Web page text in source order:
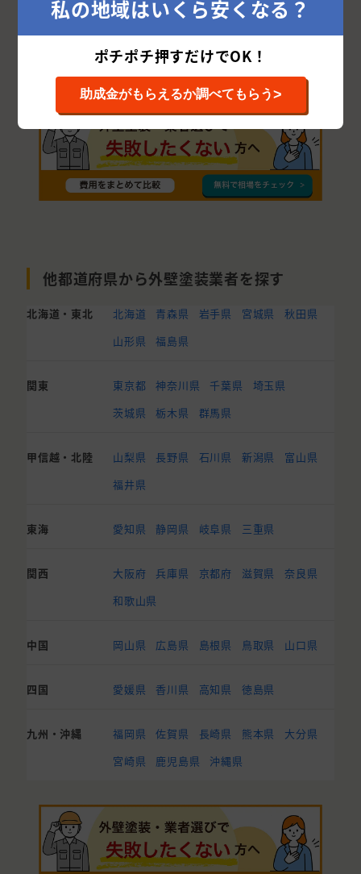
銚子市 鴨川市 館山市 匝瑳市
香取郡
勝浦市
南房総市 夷隅郡 安房郡
他都道府県から外壁塗装業者を探す
北海道・東北 北海道 青森県 岩手県 宮城県
秋田県
山形県
福島県
関東 東京都 神奈川県 千葉県
埼玉県
茨城県
栃木県 群馬県
甲信越・北陸 山梨県 長野県 石川県 新潟県
富山県
福井県
東海 愛知県 静岡県 岐阜県 三重県
関西 大阪府 兵庫県 京都府 滋賀県
奈良県
和歌山県
中国 岡山県 広島県 島根県 鳥取県 山口県
四国 愛媛県 香川県 高知県 徳島県
九州・沖縄 福岡県 佐賀県 長崎県 熊本県
大分県
宮崎県
鹿児島県 沖縄県
私の地域はいくら安くなる？
ポチポチ押すだけでOK！
助成金がもらえるか調べてもらう>